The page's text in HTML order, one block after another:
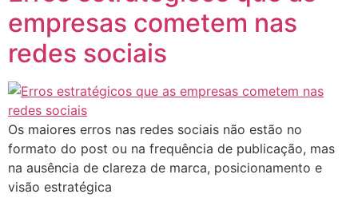
empresas cometem nas
redes sociais
Os maiores erros nas redes sociais não estão no
formato do post ou na frequência de publicação, mas
na ausência de clareza de marca, posicionamento e
visão estratégica